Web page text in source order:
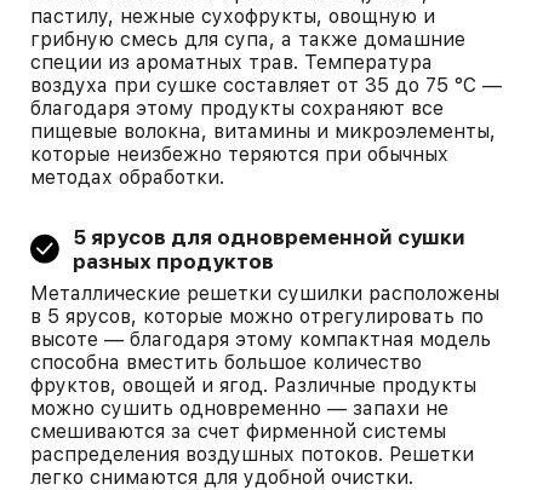
пастилу, нежные сухофрукты, овощную и
грибную смесь для супа, а также домашние
специи из ароматных трав. Температура
воздуха при сушке составляет от 35 до 75 °C —
благодаря этому продукты сохраняют все
пищевые волокна, витамины и микроэлементы,
которые неизбежно теряются при обычных
методах обработки.
5 ярусов для одновременной сушки
разных продуктов
Металлические решетки сушилки расположены
в 5 ярусов, которые можно отрегулировать по
высоте — благодаря этому компактная модель
способна вместить большое количество
фруктов, овощей и ягод. Различные продукты
можно сушить одновременно — запахи не
смешиваются за счет фирменной системы
распределения воздушных потоков. Решетки
легко снимаются для удобной очистки.